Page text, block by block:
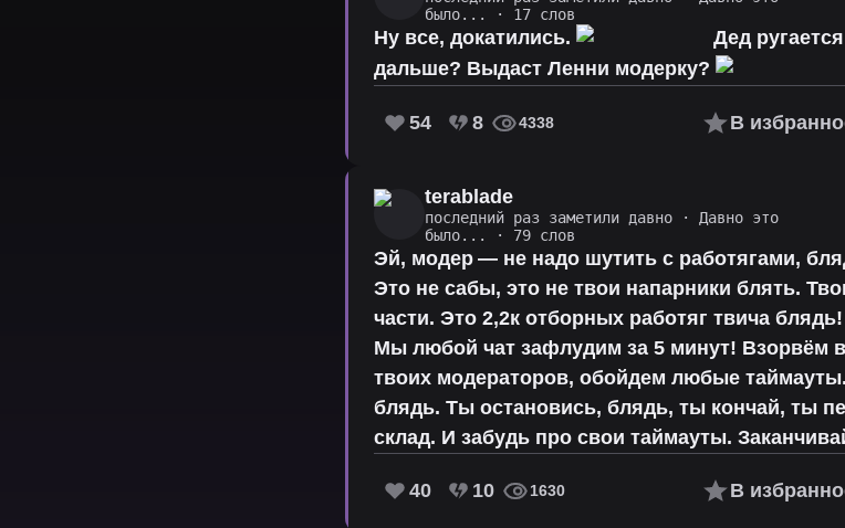
было...
· 17 слов
Ну все, докатились. Дед
дальше? Выдаст Ленни модерку?
54 8 4338 В
terablade
последний раз заметили давно ·
Давно это
было...
· 79 слов
Эй, модер — не надо шутить с работягами,
Это не сабы, это не твои напарники блять.
части. Это 2,2к отборных работяг твича
Мы любой чат зафлудим за 5 минут! Взорвём
твоих модераторов, обойдем любые
блядь. Ты остановись, блядь, ты кончай, ты
склад. И забудь про свои таймауты.
40 10 1630 В